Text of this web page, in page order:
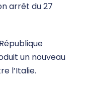
arrêt du 27
un nouveau
l’Italie.